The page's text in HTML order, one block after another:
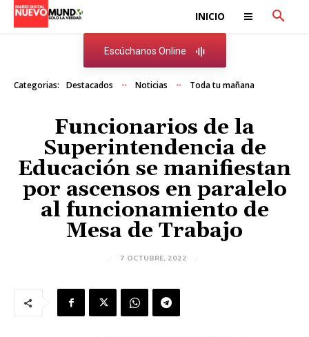
INICIO
Escúchanos Online
Categorias: Destacados Noticias Toda tu mañana
Funcionarios de la
Superintendencia de
Educación se manifiestan
por ascensos en paralelo
al funcionamiento de
Mesa de Trabajo
7 OCTUBRE, 2022